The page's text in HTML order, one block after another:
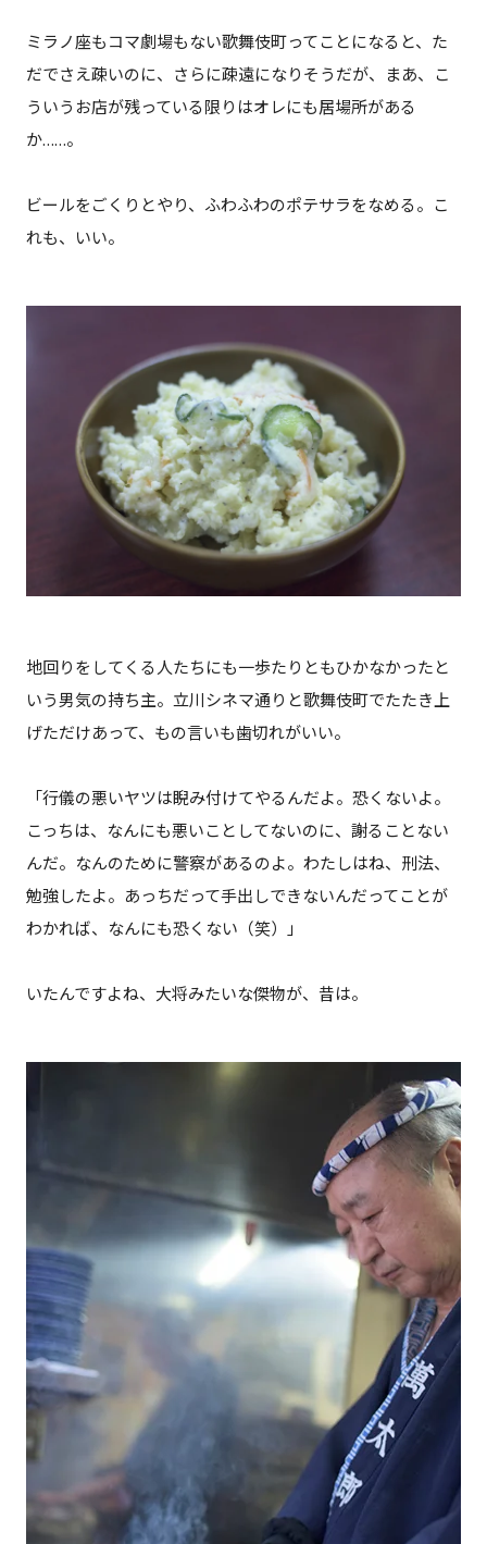
ミラノ座もコマ劇場もない歌舞伎町ってことになると、た
だでさえ疎いのに、さらに疎遠になりそうだが、まあ、こ
ういうお店が残っている限りはオレにも居場所がある
か……。
ビールをごくりとやり、ふわふわのポテサラをなめる。こ
れも、いい。
地回りをしてくる人たちにも一歩たりともひかなかったと
いう男気の持ち主。立川シネマ通りと歌舞伎町でたたき上
げただけあって、もの言いも歯切れがいい。
「行儀の悪いヤツは睨み付けてやるんだよ。恐くないよ。
こっちは、なんにも悪いことしてないのに、謝ることない
んだ。なんのために警察があるのよ。わたしはね、刑法、
勉強したよ。あっちだって手出しできないんだってことが
わかれば、なんにも恐くない（笑）」
いたんですよね、大将みたいな傑物が、昔は。